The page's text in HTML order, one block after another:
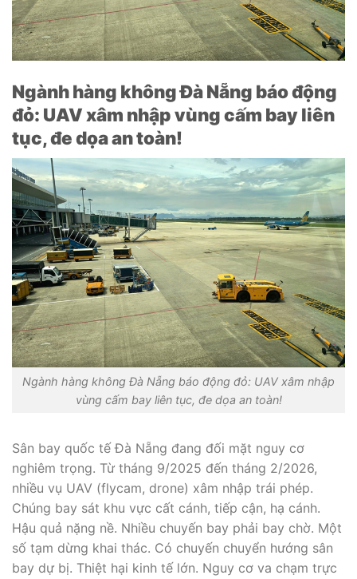
Ngành hàng không Đà Nẵng báo động
đỏ: UAV xâm nhập vùng cấm bay liên
tục, đe dọa an toàn!
Ngành hàng không Đà Nẵng báo động đỏ: UAV xâm nhập
vùng cấm bay liên tục, đe dọa an toàn!
Sân bay quốc tế Đà Nẵng đang đối mặt nguy cơ
nghiêm trọng. Từ tháng 9/2025 đến tháng 2/2026,
nhiều vụ UAV (flycam, drone) xâm nhập trái phép.
Chúng bay sát khu vực cất cánh, tiếp cận, hạ cánh.
Hậu quả nặng nề. Nhiều chuyến bay phải bay chờ. Một
số tạm dừng khai thác. Có chuyến chuyển hướng sân
bay dự bị. Thiệt hại kinh tế lớn. Nguy cơ va chạm trực